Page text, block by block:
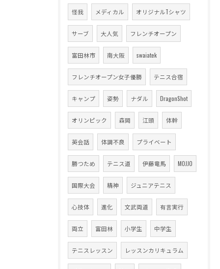
怪我 メディカル オリジナルTシャツ
サーブ 大人気 フレンチオープン
富田林市 南大阪 swaiatek
フレンチオープン女子優勝 テニス合宿
キャンプ 姿勢 ナダル DragonShot
オリンピック 森岡 江頭 体幹
英会話 体調不良 プライベート
勝つため テニス道 伊藤竜馬 MOJJO
国際大会 精神 ジュニアテニス
心技体 進化 文武両道 有言実行
両立 富田林 小学生 中学生
テニスレッスン レッスンカリキュラム